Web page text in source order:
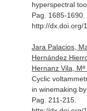
hyperspectral
Pag. 1685-1690.
http://dx.doi.org/
Jara Palacios,
Hernández
Hernanz Vila,
Cyclic
in winemaking
Pag. 211-215.